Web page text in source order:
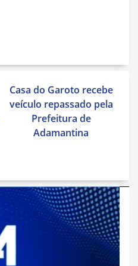
Casa do Garoto recebe
veículo repassado pela
Prefeitura de
Adamantina